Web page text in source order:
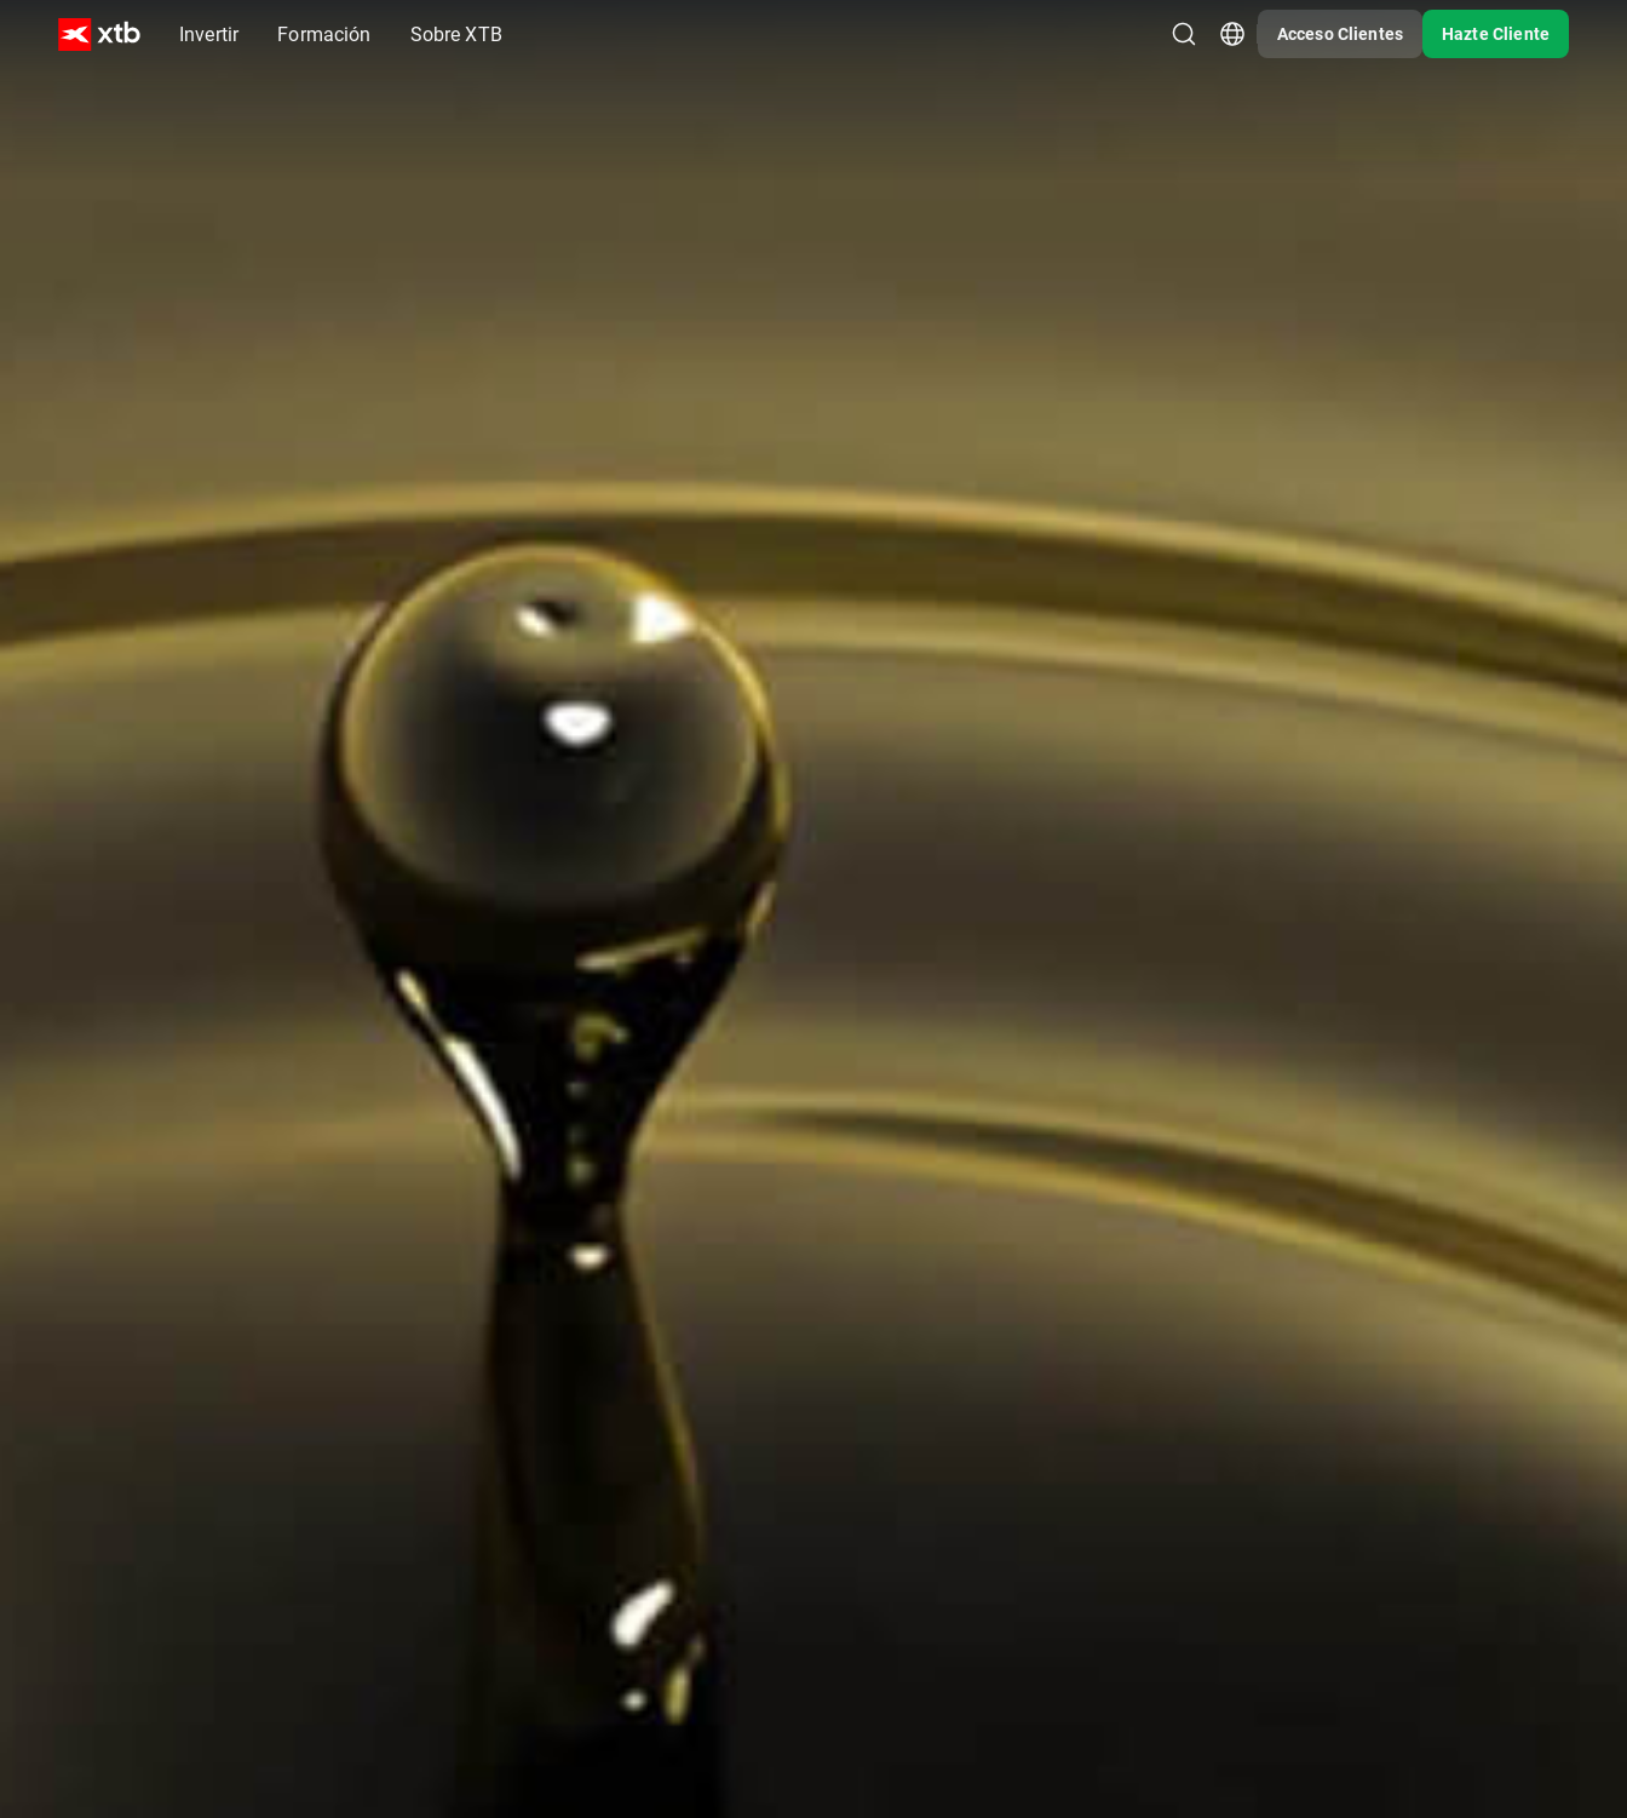
Invertir Formación Sobre XTB Acceso Clientes Hazte Cliente